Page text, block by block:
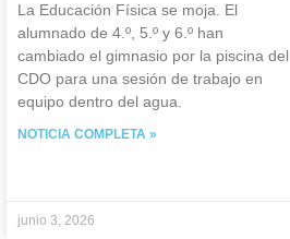
La Educación Física se moja. El
alumnado de 4.º, 5.º y 6.º han
cambiado el gimnasio por la piscina del
CDO para una sesión de trabajo en
equipo dentro del agua.
NOTICIA COMPLETA »
junio 3, 2026